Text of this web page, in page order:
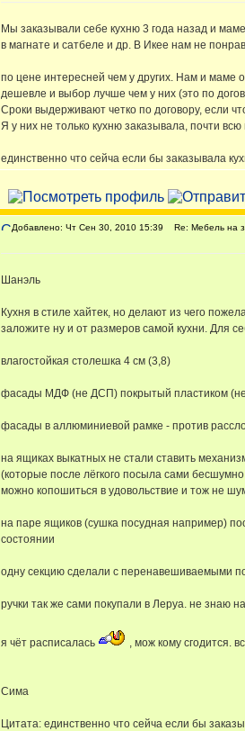
Мы заказывали себе кухню 3 года назад и
в магнате и сатбеле и др. В Икее нам не
по цене интересней чем у других. Нам и маме
дешевле и выбор лучше чем у них (это по
Сроки выдерживают четко по договору, если
Я у них не только кухню заказывала, почти
единственно что сейча если бы заказывала
Добавлено: Чт Сен 30, 2010 15:39 Re: Мебель на
Шанэль
Кухня в стиле хайтек, но делают из чего
заложите ну и от размеров самой кухни.
влагостойкая столешка 4 см (3,8)
фасады МДФ (не ДСП) покрытый пластиком
фасады в аллюминиевой рамке - против
на ящиках выкатных не стали ставить
(которые после лёгкого посыла сами
можно копошиться в удовольствие и тож не
на паре ящиков (сушка посудная например)
состоянии
одну секцию сделали с перенавешиваемыми
ручки так же сами покупали в Леруа. не знаю
я чёт расписалась , мож кому сгодится.
Сима
Цитата: единственно что сейча если бы